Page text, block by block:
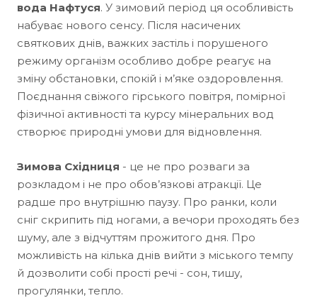
вода Нафтуся. У зимовий період ця особливість
набуває нового сенсу. Після насичених
святкових днів, важких застіль і порушеного
режиму організм особливо добре реагує на
зміну обстановки, спокій і м’яке оздоровлення.
Поєднання свіжого гірського повітря, помірної
фізичної активності та курсу мінеральних вод
створює природні умови для відновлення.
Зимова Східниця - це не про розваги за
розкладом і не про обов’язкові атракції. Це
радше про внутрішню паузу. Про ранки, коли
сніг скрипить під ногами, а вечори проходять без
шуму, але з відчуттям прожитого дня. Про
можливість на кілька днів вийти з міського темпу
й дозволити собі прості речі - сон, тишу,
прогулянки, тепло.